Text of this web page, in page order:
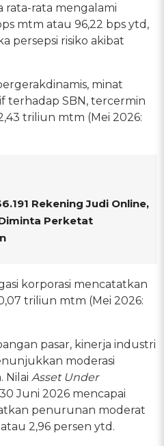
rata-rata mengalami
mtm atau 96,22 bps ytd,
persepsi risiko akibat
minat
terhadap SBN, tercermin
triliun mtm (Mei 2026:
Rekening Judi Online,
Perketat
korporasi mencatatkan
triliun mtm (Mei 2026:
pasar, kinerja industri
moderasi
Nilai Asset Under
Juni 2026 mencapai
penurunan moderat
2,96 persen ytd.